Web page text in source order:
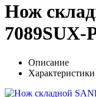
Нож
7089SUX-
Описание
Характеристики